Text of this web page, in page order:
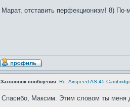
Марат, отставить перфекционизм! 8)
Заголовок сообщения: Re: Airspeed AS.45
Спасибо, Максим. Этим словом ты меня